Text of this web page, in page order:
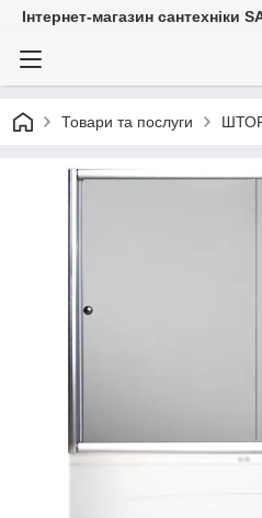
Інтернет-магазин сантехніки
Товари та послуги